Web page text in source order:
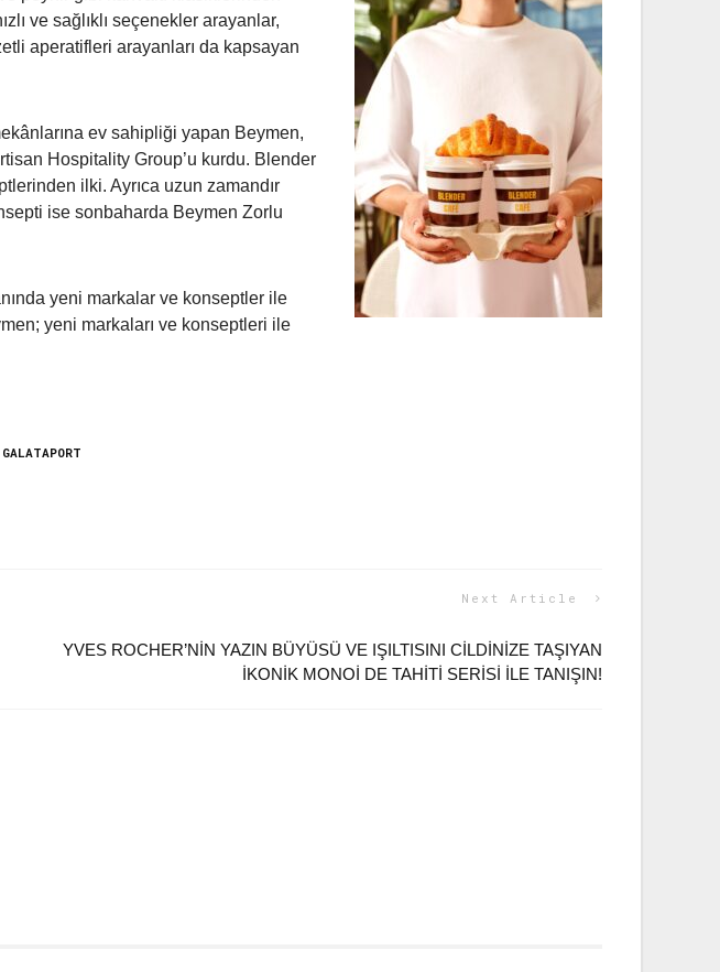
ve sağlıklı seçenekler arayanlar,
aperatifleri arayanları da kapsayan
ev sahipliği yapan Beymen,
Hospitality Group’u kurdu. Blender
ilki. Ayrıca uzun zamandır
ise sonbaharda Beymen Zorlu
yeni markalar ve konseptler ile
yeni markaları ve konseptleri ile
GALATAPORT
Next Article
YVES ROCHER’NIN YAZIN BÜYÜSÜ VE IŞILTISINI CILDINIZE TAŞIYAN
İKONIK MONOI DE TAHITI SERISI ILE TANIŞIN!